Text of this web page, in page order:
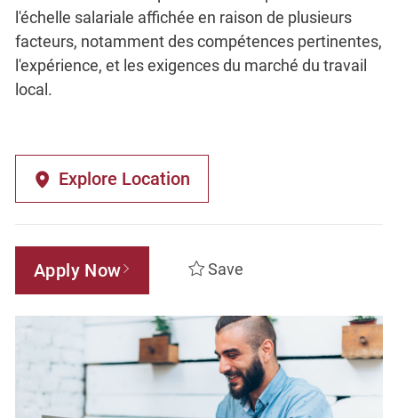
l'échelle salariale affichée en raison de plusieurs
facteurs, notamment des compétences pertinentes,
l'expérience, et les exigences du marché du travail
local.
Explore Location
Apply Now Save